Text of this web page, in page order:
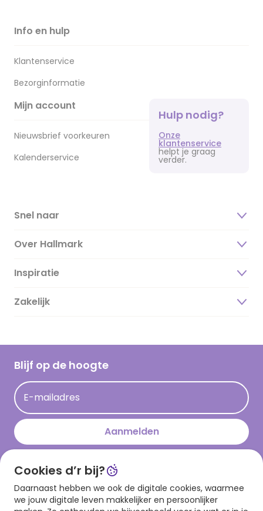
Info en hulp
Klantenservice
Bezorginformatie
Mijn account
Nieuwsbrief voorkeuren
Kalenderservice
Hulp nodig?
Onze
klantenservice
helpt je graag
verder.
Snel naar
Over Hallmark
Over ons
Duurzaamheid
Hallmark Kaartclub
Acties
Persberichten
Hallmark en Kinderpostzegels
Inspiratie
Magazine
Cadeau inspiratie
Kaartinspiratie
Zakelijk
Blijf op de hoogte
E-mailadres
Aanmelden
Download onze app
Cookies d’r bij?
Daarnaast hebben we ook de digitale cookies, waarmee
we jouw digitale leven makkelijker en persoonlijker